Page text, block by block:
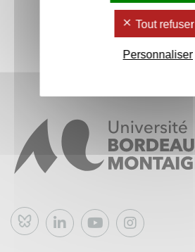
Bluesky
Tout refuser
Personnaliser